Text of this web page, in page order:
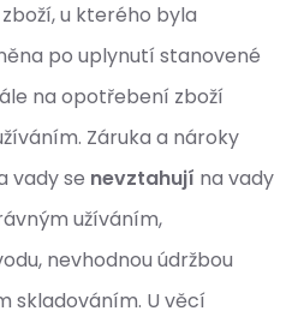
u kterého byla
po uplynutí stanovené
na opotřebení zboží
Záruka a nároky
vady se nevztahují na vady
užíváním,
nevhodnou údržbou
skladováním. U věcí